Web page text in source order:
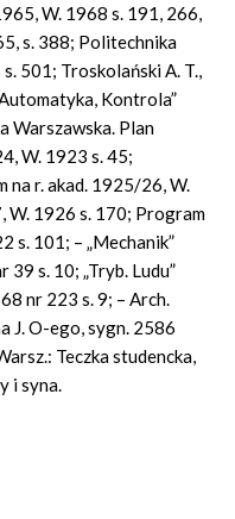
W. 1968 s. 191, 266,
s. 388; Politechnika
501; Troskolański A. T.,
Kontrola”
Warszawska. Plan
W. 1923 s. 45;
na r. akad. 1925/26, W.
W. 1926 s. 170; Program
s. 101; – „Mechanik”
39 s. 10; „Tryb. Ludu”
nr 223 s. 9; – Arch.
J. O-ego, sygn. 2586
Teczka studencka,
i syna.